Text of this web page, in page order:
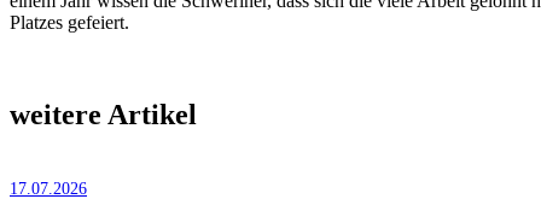
Platzes gefeiert.
weitere Artikel
17.07.2026